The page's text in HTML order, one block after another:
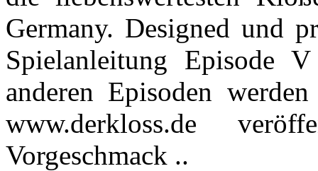
Germany. Designed und
Spielanleitung Episode
anderen Episoden
www.derkloss.de
Vorgeschmack ..